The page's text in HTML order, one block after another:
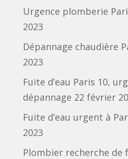
Urgence plomberie
2023
Dépannage chaudière
2023
Fuite d’eau Paris 10,
dépannage 22 février
Fuite d’eau urgent à
2023
Plombier recherche de